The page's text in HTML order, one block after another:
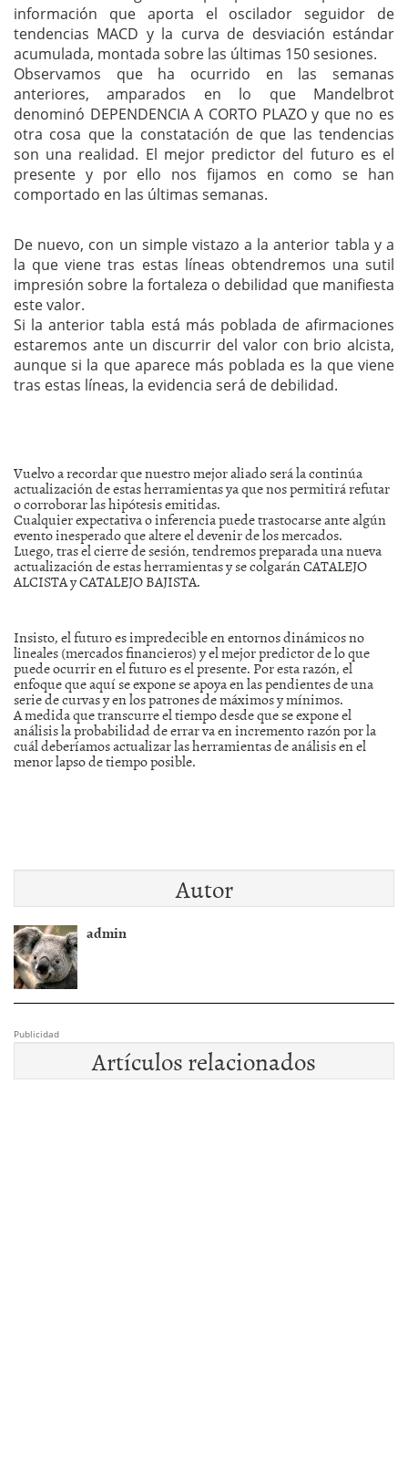
información que aporta el oscilador seguidor de
tendencias MACD y la curva de desviación estándar
acumulada, montada sobre las últimas 150 sesiones.
Observamos que ha ocurrido en las semanas
anteriores, amparados en lo que Mandelbrot
denominó DEPENDENCIA A CORTO PLAZO y que no es
otra cosa que la constatación de que las tendencias
son una realidad. El mejor predictor del futuro es el
presente y por ello nos fijamos en como se han
comportado en las últimas semanas.
De nuevo, con un simple vistazo a la anterior tabla y a
la que viene tras estas líneas obtendremos una sutil
impresión sobre la fortaleza o debilidad que manifiesta
este valor.
Si la anterior tabla está más poblada de afirmaciones
estaremos ante un discurrir del valor con brio alcista,
aunque si la que aparece más poblada es la que viene
tras estas líneas, la evidencia será de debilidad.
Vuelvo a recordar que nuestro mejor aliado será la continúa
actualización de estas herramientas ya que nos permitirá refutar
o corroborar las hipótesis emitidas.
Cualquier expectativa o inferencia puede trastocarse ante algún
evento inesperado que altere el devenir de los mercados.
Luego, tras el cierre de sesión, tendremos preparada una nueva
actualización de estas herramientas y se colgarán CATALEJO
ALCISTA y CATALEJO BAJISTA.
Insisto, el futuro es impredecible en entornos dinámicos no
lineales (mercados financieros) y el mejor predictor de lo que
puede ocurrir en el futuro es el presente. Por esta razón, el
enfoque que aquí se expone se apoya en las pendientes de una
serie de curvas y en los patrones de máximos y mínimos.
A medida que transcurre el tiempo desde que se expone el
análisis la probabilidad de errar va en incremento razón por la
cuál deberíamos actualizar las herramientas de análisis en el
menor lapso de tiempo posible.
Autor
admin
Publicidad
Artículos relacionados